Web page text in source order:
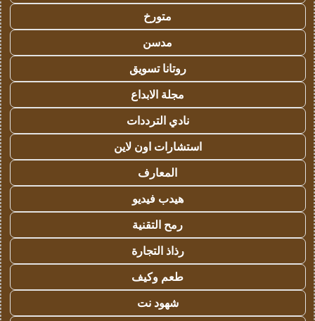
متورخ
مدسن
روتانا تسويق
مجلة الابداع
نادي الترددات
استشارات اون لاين
المعارف
هيدب فيديو
رمح التقنية
رذاذ التجارة
طعم وكيف
شهود نت